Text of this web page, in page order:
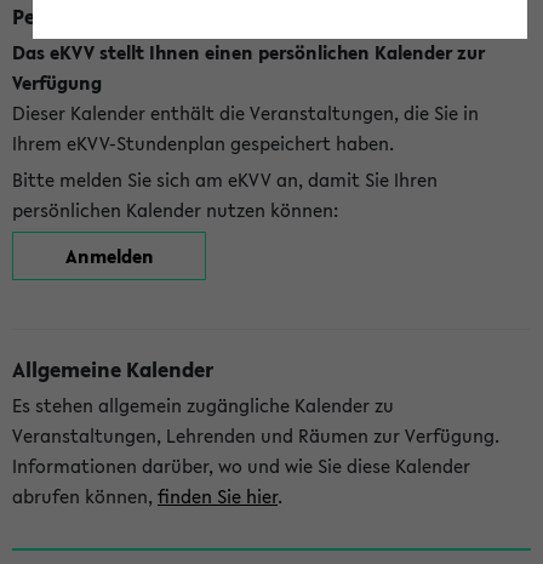
Persönlicher Kalender
Das eKVV stellt Ihnen einen persönlichen Kalender zur
Verfügung
Dieser Kalender enthält die Veranstaltungen, die Sie in
Ihrem eKVV-Stundenplan gespeichert haben.
Bitte melden Sie sich am eKVV an, damit Sie Ihren
persönlichen Kalender nutzen können:
Anmelden
Allgemeine Kalender
Es stehen allgemein zugängliche Kalender zu
Veranstaltungen, Lehrenden und Räumen zur Verfügung.
Informationen darüber, wo und wie Sie diese Kalender
abrufen können, finden Sie hier.